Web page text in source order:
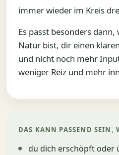
immer wieder im Kreis
Es passt besonders
Natur bist, dir einen
und nicht noch mehr
weniger Reiz und mehr
DAS KANN PASSEND SEIN,
du dich erschöpft oder